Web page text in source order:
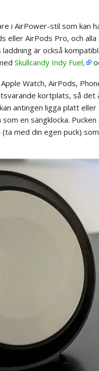
i AirPower-stil som kan
eller AirPods Pro, och
är också
Skullcandy Indy Fuel,
Watch, AirPods,
kortplats, så
antingen ligga platt
en sängklocka.
med din egen puck)